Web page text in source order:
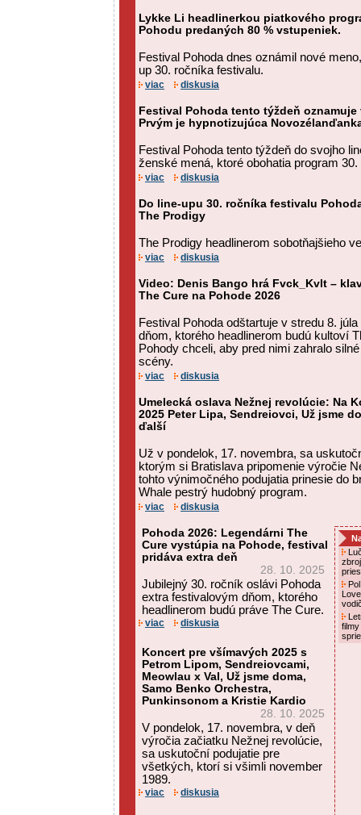
Lykke Li headlinerkou piatkového
Pohodu predaných 80 % vstupeniek.
Festival Pohoda dnes oznámil nové
up 30. ročníka festivalu.
viac diskusia
Festival Pohoda tento týždeň oznamuje
Prvým je hypnotizujúca
Festival Pohoda tento týždeň do svojho
ženské mená, ktoré obohatia program
viac diskusia
Do line-upu 30. ročníka festivalu
The Prodigy
The Prodigy headlinerom sobotňajšieho
viac diskusia
Video: Denis Bango hrá Fvck_Kvlt –
The Cure na Pohode 2026
Festival Pohoda odštartuje v stredu 8.
dňom, ktorého headlinerom budú kultoví
Pohody chceli, aby pred nimi zahralo
scény.
viac diskusia
Umelecká oslava Nežnej revolúcie: Na
2025 Peter Lipa, Sendreiovci, Už jsme
ďalší
Už v pondelok, 17. novembra, sa
ktorým si Bratislava pripomenie výročie
tohto výnimočného podujatia prinesie do
Whale pestrý hudobný program.
viac diskusia
Pohoda 2026: Legendárni The
Cure vystúpia na Pohode, festival
pridáva extra deň
28. 10. 2025
Jubilejný 30. ročník oslávi Pohoda
extra festivalovým dňom, ktorého
headlinerom budú práve The Cure.
viac diskusia
Koncert pre všímavých 2025 s
Petrom Lipom, Sendreiovcami,
Meowlau x Val, Už jsme doma,
Samo Benko Orchestra,
Punkinsonom a Kristie Kardio
28. 10. 2025
V pondelok, 17. novembra, v deň
výročia začiatku Nežnej revolúcie,
sa uskutoční podujatie pre
všetkých, ktorí si všimli november
1989.
viac diskusia